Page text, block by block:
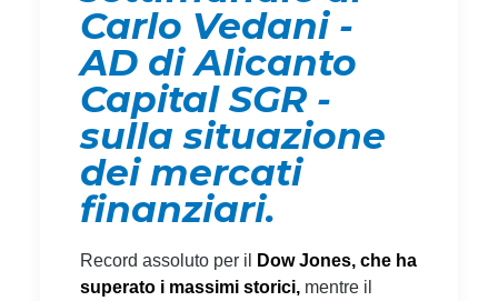
Carlo Vedani -
AD di Alicanto
Capital SGR -
sulla situazione
dei mercati
finanziari.
Record assoluto per il Dow Jones, che ha
superato i massimi storici, mentre il